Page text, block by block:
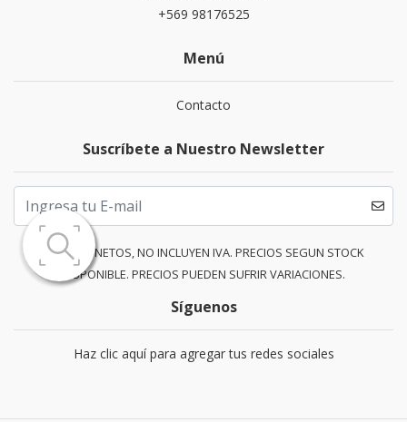
+569 98176525
Menú
Contacto
Suscríbete a Nuestro Newsletter
PRECIOS NETOS, NO INCLUYEN IVA. PRECIOS SEGUN STOCK
DISPONIBLE. PRECIOS PUEDEN SUFRIR VARIACIONES.
Síguenos
Haz clic aquí para agregar tus redes sociales